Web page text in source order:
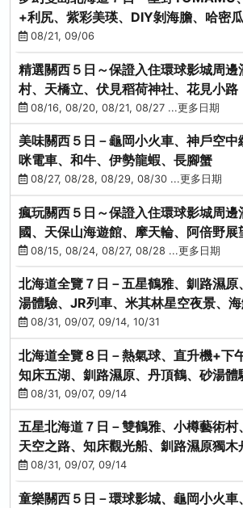
+利尻、紫彩美瑛、DIY剝海膽、哈密
蟹吃到飽
08/21, 09/06
精選關西５日～保證入住環球影城周
村、天橋立、伏見稻荷神社、花見小路
08/16, 08/20, 08/21, 08/27 ...更多日期
美味關西５日－龜岡小火車、神戶空
咪電車、和牛、伊勢龍蝦、長腳蟹
08/27, 08/28, 08/29, 08/30 ...更多日期
瘋玩關西５日～保證入住環球影城周
國、天保山海遊館、摩天輪、阿倍野展
08/15, 08/24, 08/27, 08/28 ...更多日期
北海道全覽７日－五星鶴雅、釧路濕
湯體驗、JR列車、米其林星空夜景、
蟹、卡哇依熊牧場
08/31, 09/07, 09/14, 10/31
北海道全覽８日－熱氣球、直升機+下
知床五湖、釧路濕原、丹頂鶴、砂湯體
爺花火、螃蟹懷石料理
08/31, 09/07, 09/14
五星北海道７日－雙鶴雅、小樽藝術村
天空之路、知床觀光船、釧路濕原獨木
冰硝子館DIY玻璃杯
08/31, 09/07, 09/14
童樂關西５日－環球影城、龜岡小火車